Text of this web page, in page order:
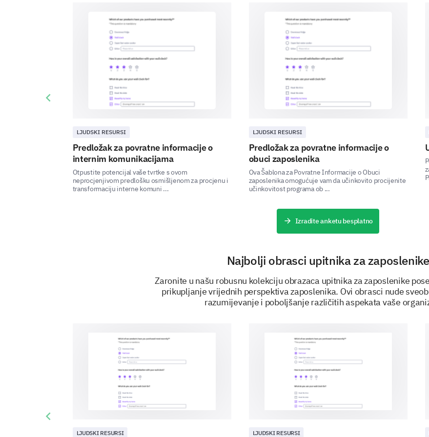
IT Support
Internet Service
Hardware
Challenges and Solutions
our solutions.
Describe a significant IT or equipment
Final Thoughts
LJUDSKI RESURSI
Predložak za povratne informacije o
internim komunikacijama
Otpustite potencijal vaše tvrtke s ovom
neprocjenjivom predlošku osmišljenom za procjenu i
transformaciju interne komuni ...
LJUDSKI RESURSI
Predložak za povratne informacije o
obuci zaposlenika
Ova Šablona za Povratne Informacije o Obuci
zaposlenika omogućuje vam da učinkovito procijenite
učinkovitost programa ob ...
Previous slide
Izradite anketu besplatno
Najbolji obrasci upitnika za zaposlenike
Zaronite u našu robusnu kolekciju obrazaca upitnika za zaposlenike
prikupljanje vrijednih perspektiva zaposlenika. Ovi obrasci nude
razumijevanje i poboljšanje različitih aspekata vaše
LJUDSKI RESURSI LJUDSKI RESURSI
Previous slide